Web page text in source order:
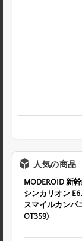
人気の商品
MODEROID 新
シンカリオン
スマイルカンパ
OT359)